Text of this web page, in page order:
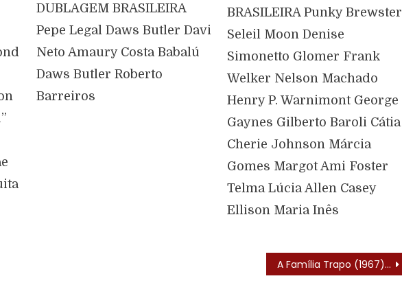
DUBLAGEM BRASILEIRA
Pepe Legal Daws Butler Davi
Neto Amaury Costa Babalú
Daws Butler Roberto
Barreiros
BRASILEIRA Punky Brewster
Seleil Moon Denise
Simonetto Glomer Frank
Welker Nelson Machado
Henry P. Warnimont George
Gaynes Gilberto Baroli Cátia
Cherie Johnson Márcia
Gomes Margot Ami Foster
Telma Lúcia Allen Casey
Ellison Maria Inês
A Família Trapo (1967) – Letra do Tema